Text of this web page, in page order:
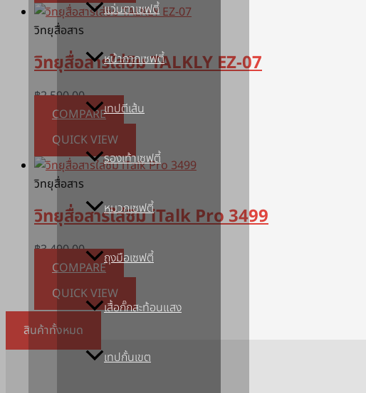
แว่นตาเซฟตี้
หน้ากากเซฟตี้
เทปตีเส้น
รองเท้าเซฟตี้
หมวกเซฟตี้
ถุงมือเซฟตี้
เสื้อกั๊กสะท้อนแสง
เทปกั้นเขต
วิทยุสื่อสาร
วิทยุสื่อสารใส่ซิม TALKLY EZ-07
฿2,590.00
COMPARE
QUICK VIEW
วิทยุสื่อสาร
วิทยุสื่อสารใส่ซิม iTalk Pro 3499
฿3,490.00
COMPARE
QUICK VIEW
สินค้าทั้งหมด